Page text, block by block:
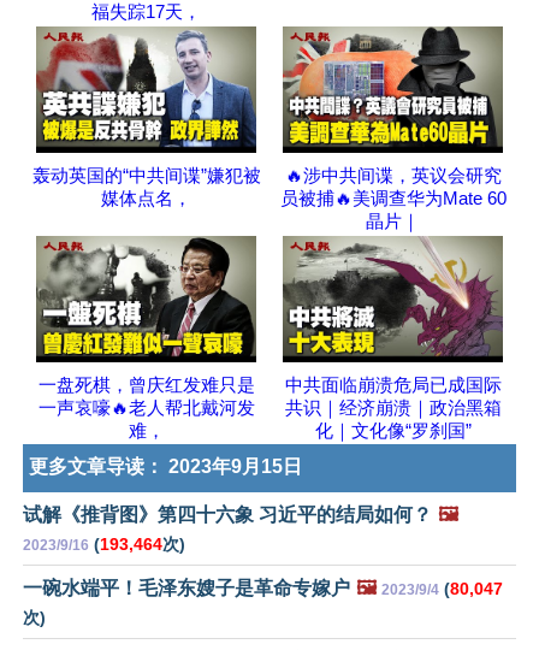
福失踪17天，
轰动英国的“中共间谍”嫌犯被
媒体点名，
🔥涉中共间谍，英议会研究
员被捕🔥美调查华为Mate 60
晶片｜
一盘死棋，曾庆红发难只是
一声哀嚎🔥老人帮北戴河发
难，
中共面临崩溃危局已成国际
共识｜经济崩溃｜政治黑箱
化｜文化像“罗刹国”
更多文章导读： 2023年9月15日
试解《推背图》第四十六象 习近平的结局如何？ 🖼️
2023/9/16 (193,464次)
一碗水端平！毛泽东嫂子是革命专嫁户 🖼️ 2023/9/4 (80,047
次)